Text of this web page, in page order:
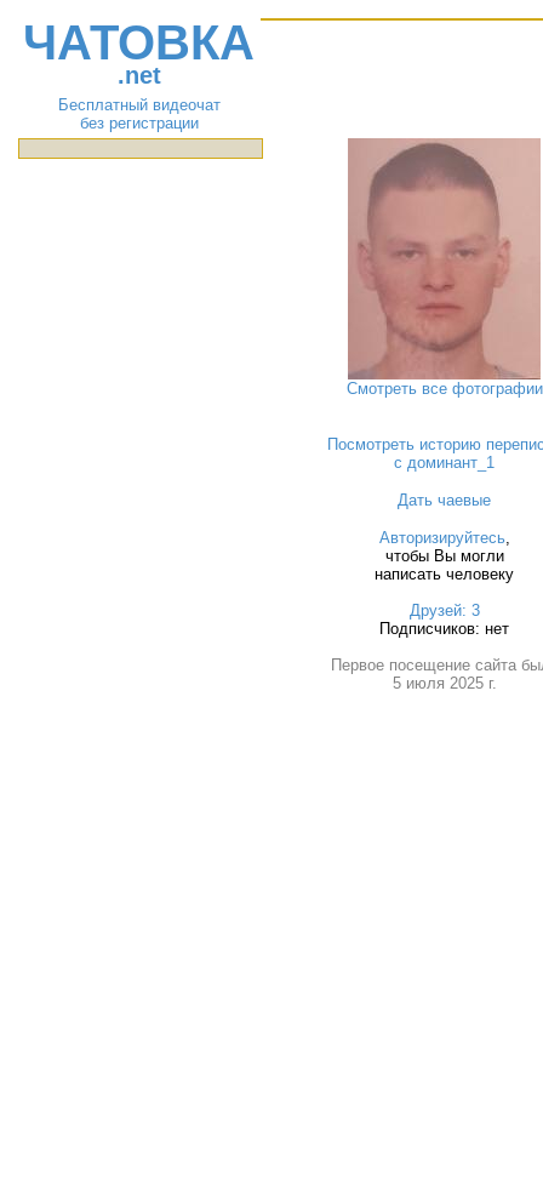
ЧАТОВКА
.net
Бесплатный видеочат
без регистрации
Смотреть все фотографии
Посмотреть историю
с доминант_1
Дать чаевые
Авторизируйтесь,
чтобы Вы могли
написать человеку
Друзей: 3
Подписчиков: нет
Первое посещение сайта
5 июля 2025 г.